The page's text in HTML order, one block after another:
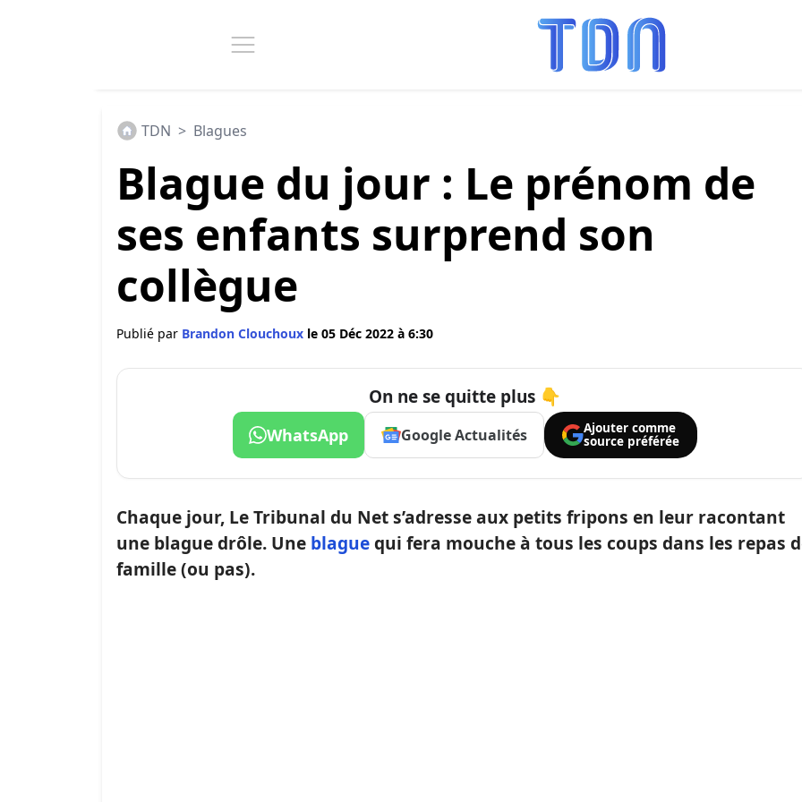
TDN > Blagues
Blague du jour : Le prénom de
ses enfants surprend son
collègue
Publié par Brandon Clouchoux le 05 Déc 2022 à 6:30
On ne se quitte plus 👇
WhatsApp Google Actualités
Ajouter comme
source préférée
Chaque jour, Le Tribunal du Net s’adresse aux petits fripons en leur racontant
une blague drôle. Une blaguequi fera mouche à tous les coups dans les repas
famille (ou pas).